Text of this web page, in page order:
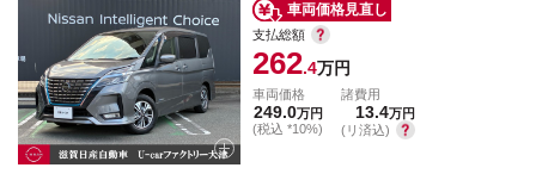
車両価格見直し
支払総額
262.4万円
車両価格
249.0万円
(税込 *10%)
諸費用
13.4万円
(リ済込)